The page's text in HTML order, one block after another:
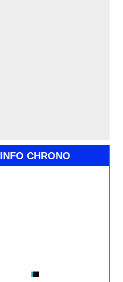
INFO CHRONO